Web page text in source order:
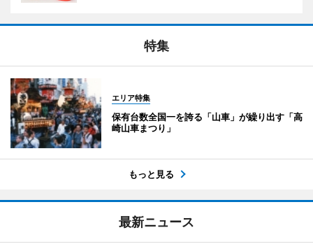
特集
エリア特集
保有台数全国一を誇る「山車」が繰り出す「高
崎山車まつり」
もっと見る
最新ニュース